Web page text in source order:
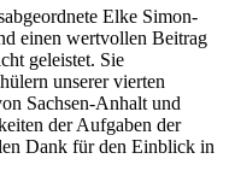
Elke Simon-
einen wertvollen Beitrag
geleistet. Sie
unserer vierten
Sachsen-Anhalt und
der Aufgaben der
Dank für den Einblick in